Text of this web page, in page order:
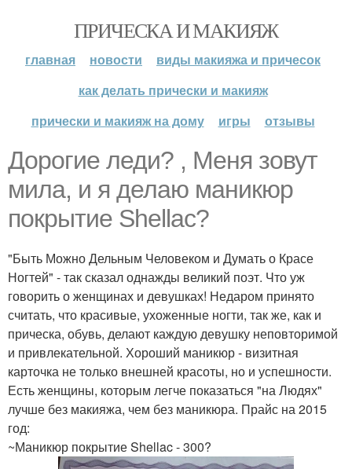
ПРИЧЕСКА И МАКИЯЖ
главная новости
виды макияжа и причесок
как делать прически и макияж
прически и макияж на дому
игры отзывы
Дорогие леди? , Меня зовут
мила, и я делаю маникюр
покрытие Shellac?
"Быть Можно Дельным Человеком и Думать о Красе
Ногтей" - так сказал однажды великий поэт. Что уж
говорить о женщинах и девушках! Недаром принято
считать, что красивые, ухоженные ногти, так же, как и
прическа, обувь, делают каждую девушку неповторимой
и привлекательной. Хороший маникюр - визитная
карточка не только внешней красоты, но и успешности.
Есть женщины, которым легче показаться "на Людях"
лучше без макияжа, чем без маникюра. Прайс на 2015
год:
~Маникюр покрытие Shellac - 300?